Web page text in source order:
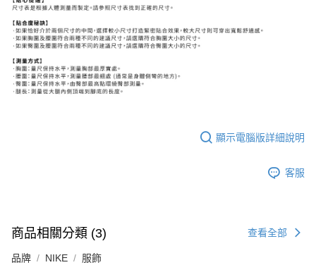
顯示電腦版詳細說明
客服
商品相關分類 (3) 查看全部
品牌 NIKE 服飾